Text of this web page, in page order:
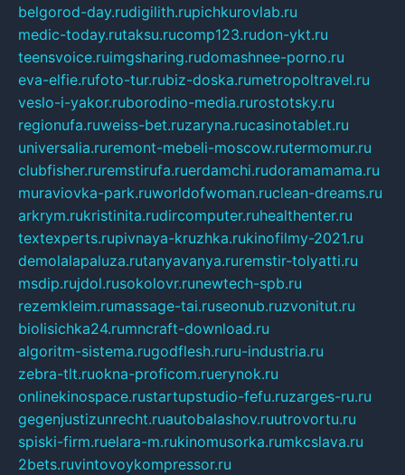
belgorod-day.rudigilith.rupichkurovlab.ru
medic-today.rutaksu.rucomp123.rudon-ykt.ru
teensvoice.ruimgsharing.rudomashnee-porno.ru
eva-elfie.rufoto-tur.rubiz-doska.rumetropoltravel.ru
veslo-i-yakor.ruborodino-media.rurostotsky.ru
regionufa.ruweiss-bet.ruzaryna.rucasinotablet.ru
universalia.ruremont-mebeli-moscow.rutermomur.ru
clubfisher.ruremstirufa.ruerdamchi.rudoramamama.ru
muraviovka-park.ruworldofwoman.ruclean-dreams.ru
arkrym.rukristinita.rudircomputer.ruhealthenter.ru
textexperts.rupivnaya-kruzhka.rukinofilmy-2021.ru
demolalapaluza.rutanyavanya.ruremstir-tolyatti.ru
msdip.rujdol.rusokolovr.runewtech-spb.ru
rezemkleim.rumassage-tai.ruseonub.ruzvonitut.ru
biolisichka24.rumncraft-download.ru
algoritm-sistema.rugodflesh.ruru-industria.ru
zebra-tlt.ruokna-proficom.ruerynok.ru
onlinekinospace.rustartupstudio-fefu.ruzarges-ru.ru
gegenjustizunrecht.ruautobalashov.ruutrovortu.ru
spiski-firm.ruelara-m.rukinomusorka.rumkcslava.ru
2bets.ruvintovoykompressor.ru